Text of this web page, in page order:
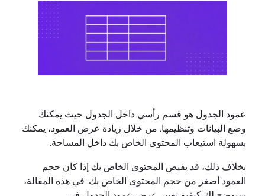
عمود الجدول هو قسم رأسي داخل الجدول حيث يمكنك
وضع البيانات وتنظيمها. من خلال زيادة عرض العمود، يمكنك
بسهولة استيعاب المحتوى الخاص بك داخل المساحة.
بخلاف ذلك، قد يفيض المحتوى الخاص بك إذا كان حجم
العمود أصغر من حجم المحتوى الخاص بك. في هذه المقالة،